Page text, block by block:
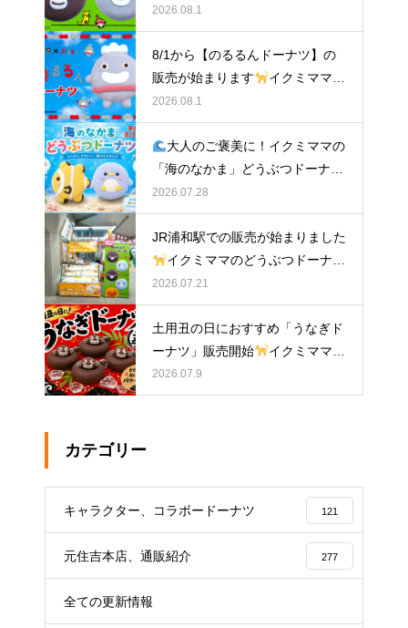
売）
イクミママのどうぶつドー
ナツ
2026.08.1
8/1から【のるるんドーナツ】の
販売が始まります
イクミママの
どうぶつドーナツ
2026.08.1
大人のご褒美に！イクミママの
「海のなかま」どうぶつドーナツ
が元住吉に登場
2026.07.28
JR浦和駅での販売が始まりました
イクミママのどうぶつドーナツ
2026.07.21
土用丑の日におすすめ「うなぎド
ーナツ」販売開始
イクミママの
どうぶつドーナツ
2026.07.9
カテゴリー
キャラクター、コラボードーナツ 121
元住吉本店、通販紹介 277
全ての更新情報